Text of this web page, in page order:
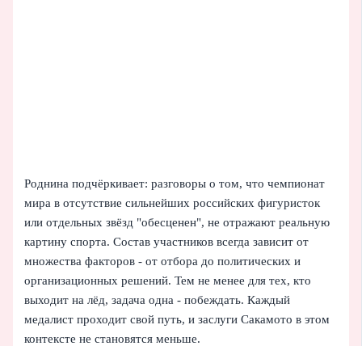
Роднина подчёркивает: разговоры о том, что чемпионат
мира в отсутствие сильнейших российских фигуристок
или отдельных звёзд "обесценен", не отражают реальную
картину спорта. Состав участников всегда зависит от
множества факторов - от отбора до политических и
организационных решений. Тем не менее для тех, кто
выходит на лёд, задача одна - побеждать. Каждый
медалист проходит свой путь, и заслуги Сакамото в этом
контексте не становятся меньше.